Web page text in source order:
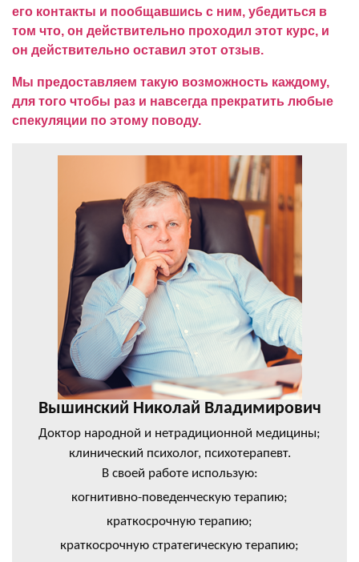
его контакты и пообщавшись с ним, убедиться в
том что, он действительно проходил этот курс, и
он действительно оставил этот отзыв.
Мы предоставляем такую возможность каждому,
для того чтобы раз и навсегда прекратить любые
спекуляции по этому поводу.
Вышинский Николай Владимирович
Доктор народной и нетрадиционной медицины;
клинический психолог, психотерапевт.
В своей работе использую:
когнитивно-поведенческую терапию;
краткосрочную терапию;
краткосрочную стратегическую терапию;